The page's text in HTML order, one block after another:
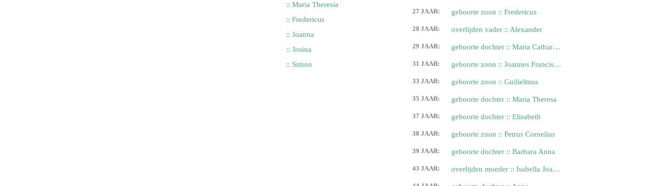
:: Maria Theresia
:: Fredericus
:: Joanna
:: Josina
:: Simon
27 JAAR: geboorte zoon :: Fredericus
28 JAAR: overlijden vader :: Alexander
29 JAAR: geboorte dochter :: Maria Catharina
31 JAAR: geboorte zoon :: Joannes Franciscus
33 JAAR: geboorte zoon :: Guilielmus
35 JAAR: geboorte dochter :: Maria Theresa
37 JAAR: geboorte dochter :: Elisabeth
38 JAAR: geboorte zoon :: Petrus Cornelius
39 JAAR: geboorte dochter :: Barbara Anna
43 JAAR: overlijden moeder :: Isabella Joanna Barbara